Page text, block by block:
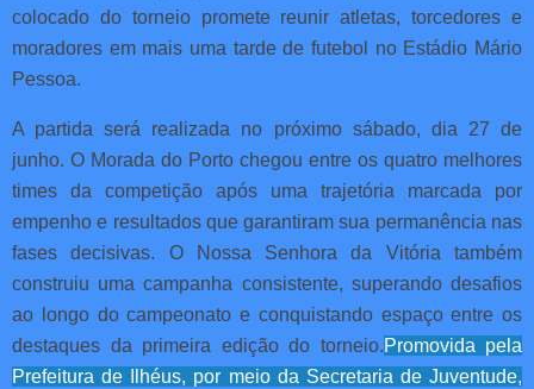
colocado do torneio promete reunir atletas, torcedores e
moradores em mais uma tarde de futebol no Estádio Mário
Pessoa.
A partida será realizada no próximo sábado, dia 27 de
junho. O Morada do Porto chegou entre os quatro melhores
times da competição após uma trajetória marcada por
empenho e resultados que garantiram sua permanência nas
fases decisivas. O Nossa Senhora da Vitória também
construiu uma campanha consistente, superando desafios
ao longo do campeonato e conquistando espaço entre os
destaques da primeira edição do torneio.Promovida pela
Prefeitura de Ilhéus, por meio da Secretaria de Juventude,